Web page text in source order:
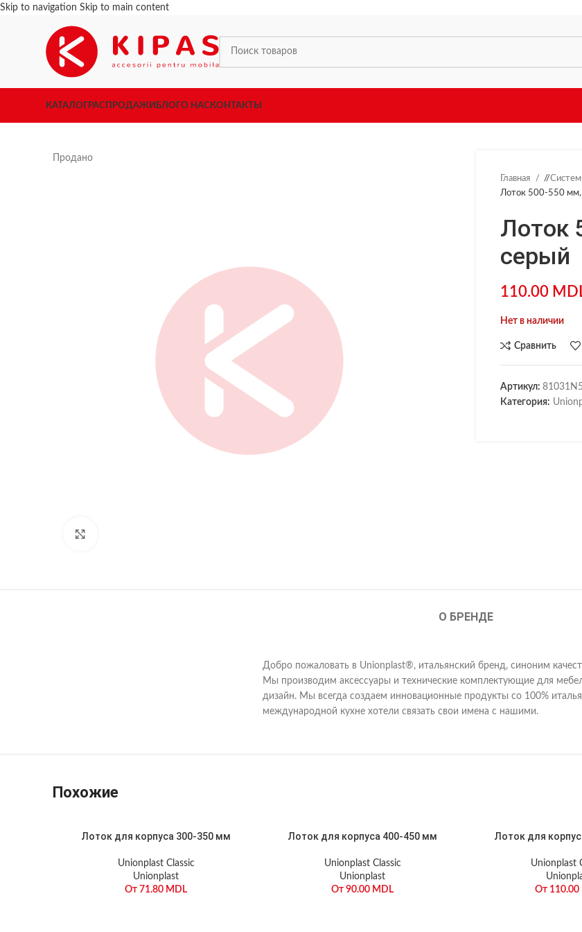
Skip to navigation Skip to main content
КАТАЛОГРАСПРОДАЖИ БЛОГО НАСКОНТАКТЫ
Продано
Главная /
Лоток 500-550 мм,
Лоток
серый
110.00
Нет в наличии
Сравнить
Артикул:
Категория:
О БРЕНДЕ
Добро пожаловать в Unionplast®, итальянский бренд, синоним
Мы производим аксессуары и технические комплектующие для
дизайн. Мы всегда создаем инновационные продукты со 100%
международной кухне хотели связать свои имена с нашими.
Похожие
Лоток для корпуса 300-350 мм
Unionplast Classic
Unionplast
От 71.80 MDL
Лоток для корпуса 400-450 мм
Unionplast Classic
Unionplast
От 90.00 MDL
Лоток для
Unionplast
От 110.00